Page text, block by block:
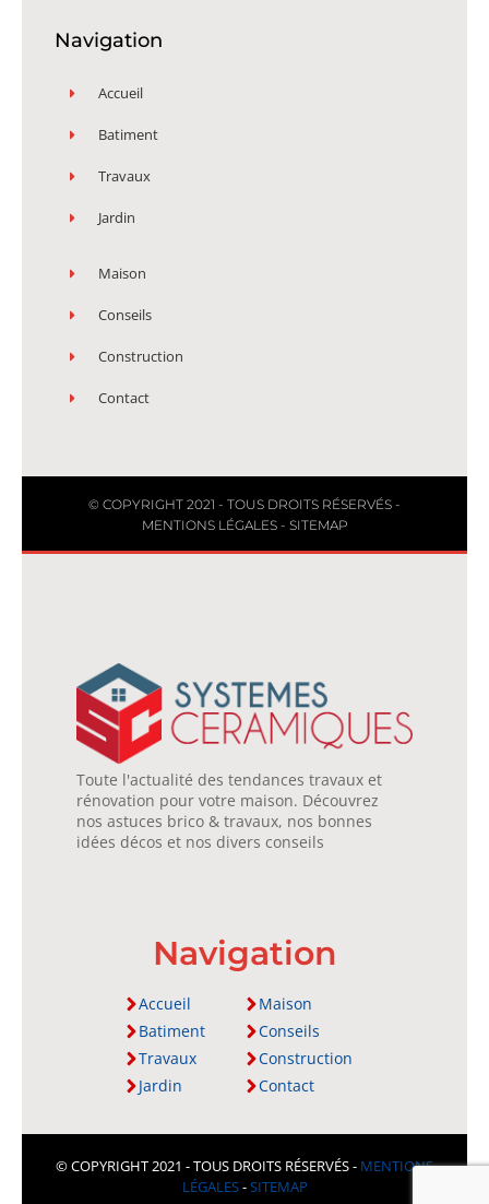
Navigation
Accueil
Batiment
Travaux
Jardin
Maison
Conseils
Construction
Contact
© COPYRIGHT 2021 - TOUS DROITS RÉSERVÉS -
MENTIONS LÉGALES- SITEMAP
Toute l'actualité des tendances travaux et
rénovation pour votre maison. Découvrez
nos astuces brico & travaux, nos bonnes
idées décos et nos divers conseils
Navigation
Accueil
Batiment
Travaux
Jardin
Maison
Conseils
Construction
Contact
© COPYRIGHT 2021 - TOUS DROITS RÉSERVÉS - MENTIONS
LÉGALES-SITEMAP